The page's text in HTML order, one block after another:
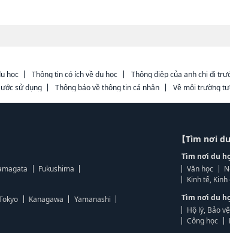
học Thông tin có ích về du học Thông điệp của anh chị đi
sử dụng
Thông báo về thông tin cá nhân Về môi trường
Fukushima
Kanagawa
Yamanashi
【Tìm nơi
Tìm nơi du
Văn học
Kinh tế,
Tìm nơi du
Hộ lý, Bảo
Công học